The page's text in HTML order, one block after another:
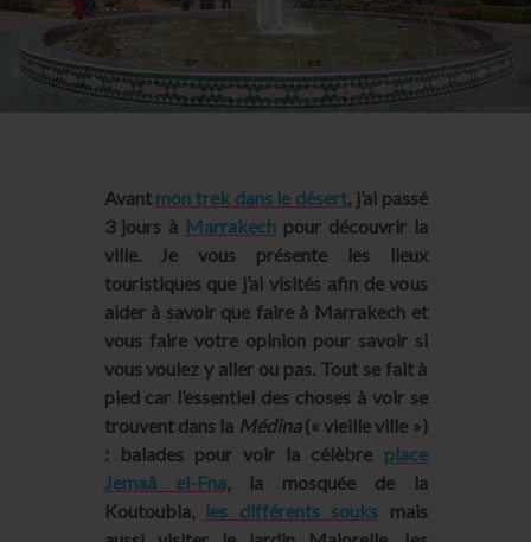
Avant mon trek dans le désert, j’ai passé
3 jours à Marrakech pour découvrir la
ville. Je vous présente les lieux
touristiques que j’ai visités afin de vous
aider à savoir que faire à Marrakech et
vous faire votre opinion pour savoir si
vous voulez y aller ou pas. Tout se fait à
pied car l’essentiel des choses à voir se
trouvent dans la Médina(« vieille ville »)
: balades pour voir la célèbre place
Jemaâ el-Fna, la mosquée de la
Koutoubia, les différents souks mais